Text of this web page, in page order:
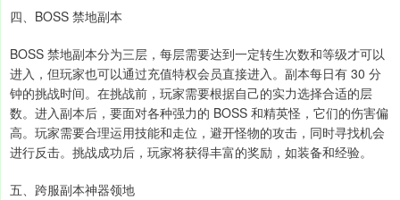
四、BOSS 禁地副本
BOSS 禁地副本分为三层，每层需要达到一定转生次数和等级才可以
进入，但玩家也可以通过充值特权会员直接进入。副本每日有 30 分
钟的挑战时间。在挑战前，玩家需要根据自己的实力选择合适的层
数。进入副本后，要面对各种强力的 BOSS 和精英怪，它们的伤害偏
高。玩家需要合理运用技能和走位，避开怪物的攻击，同时寻找机会
进行反击。挑战成功后，玩家将获得丰富的奖励，如装备和经验。
五、跨服副本神器领地